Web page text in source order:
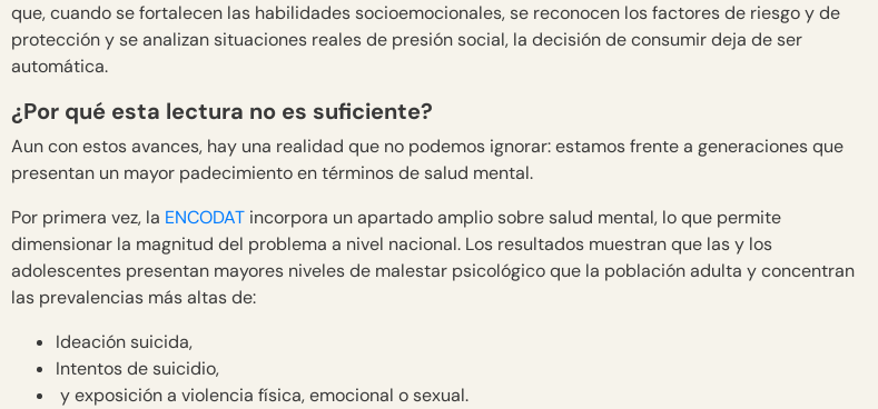
que, cuando se fortalecen las habilidades socioemocionales, se reconocen los factores de riesgo y de
protección y se analizan situaciones reales de presión social, la decisión de consumir deja de ser
automática.
¿Por qué esta lectura no es suficiente?
Aun con estos avances, hay una realidad que no podemos ignorar: estamos frente a generaciones que
presentan un mayor padecimiento en términos de salud mental.
Por primera vez, la ENCODAT incorpora un apartado amplio sobre salud mental, lo que permite
dimensionar la magnitud del problema a nivel nacional. Los resultados muestran que las y los
adolescentes presentan mayores niveles de malestar psicológico que la población adulta y concentran
las prevalencias más altas de:
Ideación suicida,
Intentos de suicidio,
y exposición a violencia física, emocional o sexual.